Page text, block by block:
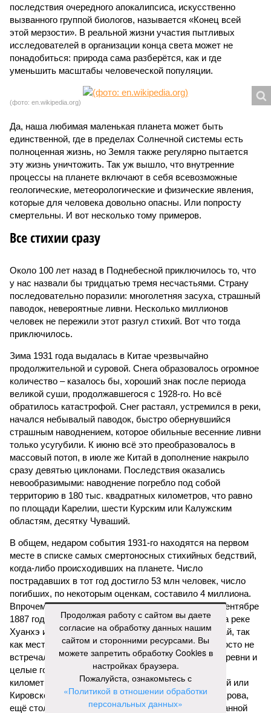
последствия очередного апокалипсиса, искусственно
вызванного группой биологов, называется «Конец всей
этой мерзости». В реальной жизни участия пытливых
исследователей в организации конца света может не
понадобиться: природа сама разберётся, как и где
уменьшить масштабы человеческой популяции.
(фото: en.wikipedia.org)
Да, наша любимая маленькая планета может быть
единственной, где в пределах Солнечной системы есть
полноценная жизнь, но Земля также регулярно пытается
эту жизнь уничтожить. Так уж вышло, что внутренние
процессы на планете включают в себя всевозможные
геологические, метеорологические и физические явления,
которые для человека довольно опасны. Или попросту
смертельны. И вот несколько тому примеров.
Все стихии сразу
Около 100 лет назад в Поднебесной приключилось то, что
у нас назвали бы тридцатью тремя несчастьями. Страну
последовательно поразили: многолетняя засуха, страшный
паводок, невероятные ливни. Несколько миллионов
человек не пережили этот разгул стихий. Вот что тогда
приключилось.
Зима 1931 года выдалась в Китае чрезвычайно
продолжительной и суровой. Снега образовалось огромное
количество – казалось бы, хороший знак после периода
великой суши, продолжавшегося с 1928-го. Но всё
обратилось катастрофой. Снег растаял, устремился в реки,
начался небывалый паводок, быстро обернувшийся
страшным наводнением, которое обильные весенние ливни
только усугубили. К июню всё это преобразовалось в
массовый потоп, в июле же Китай в дополнение накрыло
сразу девятью циклонами. Последствия оказались
невообразимыми: наводнение погребло под собой
территорию в 180 тыс. квадратных километров, что равно
по площади Карелии, шести Курским или Калужским
областям, десятку Чуваший.
В общем, недаром события 1931-го находятся на первом
месте в списке самых смертоносных стихийных бедствий,
когда-либо происходивших на планете. Число
пострадавших в тот год достигло 53 млн человек, число
погибших, по некоторым оценкам, составило 4 миллиона.
Впрочем, для Китая подобное не в новинку. Так, в сентябре
1887 года вода прорвала многочисленные дамбы на реке
Хуанхэ и быстро залила почти весь Северный Китай, так
как местность там довольно низменная, и потоп просто не
встречал препятствий на своём пути, уничтожая деревни и
целые города. Водой залило 130 тыс. квадратных
километров (а это больше территорий Оренбургской или
Кировской областей), 2 млн человек остались без крова,
ещё столько же погибли в результате спровоцированной
Продолжая работу с сайтом вы даете
согласие на обработку данных нашим
сайтом и сторонними ресурсами. Вы
можете запретить обработку Cookies в
настройках браузера.
Пожалуйста, ознакомьтесь с
«Политикой в отношении обработки
персональных данных»